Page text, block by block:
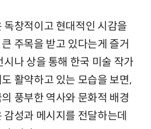
독창적이고 현대적인 시감을
주목을 받고 있다는게 즐거
나 상을 통해 한국 미술 작가
활약하고 있는 모습을 보면,
풍부한 역사와 문화적 배경
성과 메시지를 전달하는데